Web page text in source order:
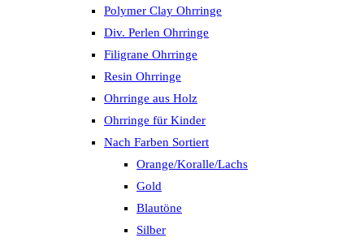
Polymer Clay Ohrringe
Div. Perlen Ohrringe
Filigrane Ohrringe
Resin Ohrringe
Ohrringe aus Holz
Ohrringe für Kinder
Nach Farben Sortiert
Orange/Koralle/Lachs
Gold
Blautöne
Silber